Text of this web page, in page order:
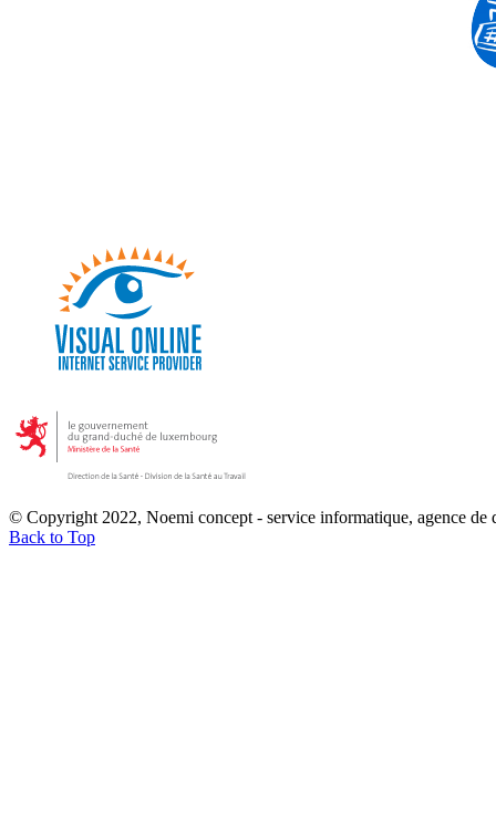
© Copyright 2022, Noemi concept - service informatique, agence
Back to Top